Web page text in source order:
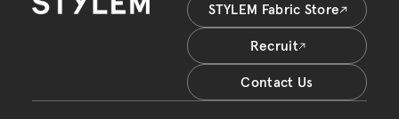
STYLEM Fabric Store
Recruit
Contact Us